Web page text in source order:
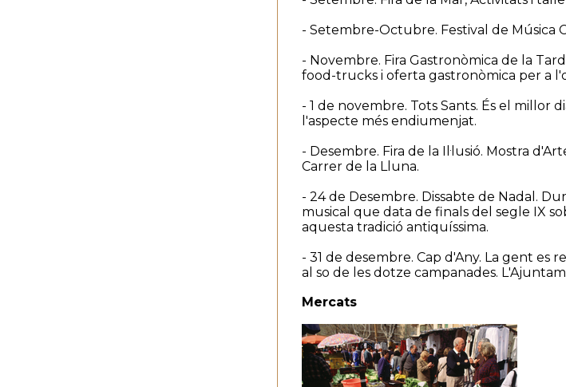
- Setembre-Octubre. Festival de Música
- Novembre. Fira Gastronòmica de la
food-trucks i oferta gastronòmica per a
- 1 de novembre. Tots Sants. És el millor
l'aspecte més endiumenjat.
- Desembre. Fira de la Il·lusió. Mostra
Carrer de la Lluna.
- 24 de Desembre. Dissabte de Nadal.
musical que data de finals del segle IX
aquesta tradició antiquíssima.
- 31 de desembre. Cap d'Any. La gent
al so de les dotze campanades.
Mercats